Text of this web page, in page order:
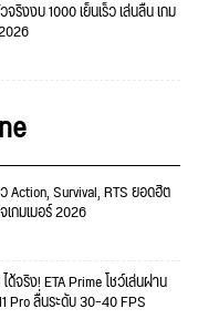
ริงงบ 1000 เย็นเร็ว เล่นลื่น เกม
Survival, RTS ยอดฮิต
เกมเมอร์ 2026
จริง! ETA Prime โชว์เล่นผ่าน
Pro ลื่นระดับ 30–40 FPS